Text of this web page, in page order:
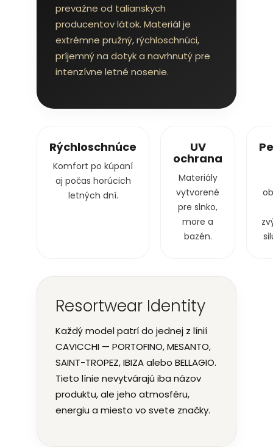
prevažne od talianskych
producentov látok. Materiál je
extrémne pružný, rýchloschnúci,
príjemný na dotyk a navrhnutý pre
intenzívne letné nosenie.
Rýchloschnúce
Komfort po kúpaní
aj počas horúcich
letných dní.
UV
ochrana
Materiály
vytvorené
pre slnko,
more a
bazén.
Resortwear Identity
Každý model patrí do jednej z línií
CAVICCHI — PORTOFINO, MESANTO,
SAINT-TROPEZ, IBIZA alebo BELLAGIO.
Tieto línie nevytvárajú iba názov
produktu, ale jeho atmosféru,
energiu a miesto vo svete značky.